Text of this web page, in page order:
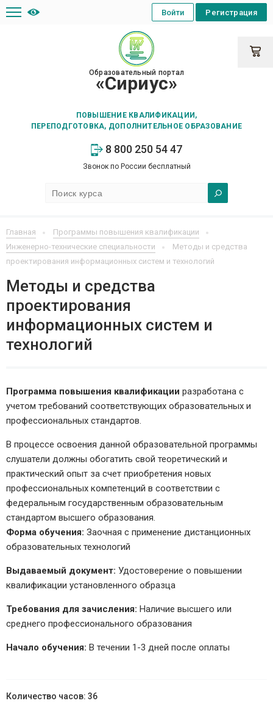
Образовательный портал
«Сириус»
ПОВЫШЕНИЕ КВАЛИФИКАЦИИ,
ПЕРЕПОДГОТОВКА, ДОПОЛНИТЕЛЬНОЕ ОБРАЗОВАНИЕ
8 800 250 54 47
Звонок по России бесплатный
Регистрация
Войти
Главная
Программы повышения квалификации
Инженерно-технические специальности
Методы и средства
проектирования информационных систем и технологий
Методы и средства
проектирования
информационных систем и
технологий
Программа повышения квалификации разработана с
учетом требований соответствующих образовательных и
профессиональных стандартов.
В процессе освоения данной образовательной программы
слушатели должны обогатить свой теоретический и
практический опыт за счет приобретения новых
профессиональных компетенций в соответствии с
федеральным государственным образовательным
стандартом высшего образования.
Форма обучения: Заочная с применение дистанционных
образовательных технологий
Выдаваемый документ: Удостоверение о повышении
квалификации установленного образца
Требования для зачисления: Наличие высшего или
среднего профессионального образования
Начало обучения: В течении 1-3 дней после оплаты
36